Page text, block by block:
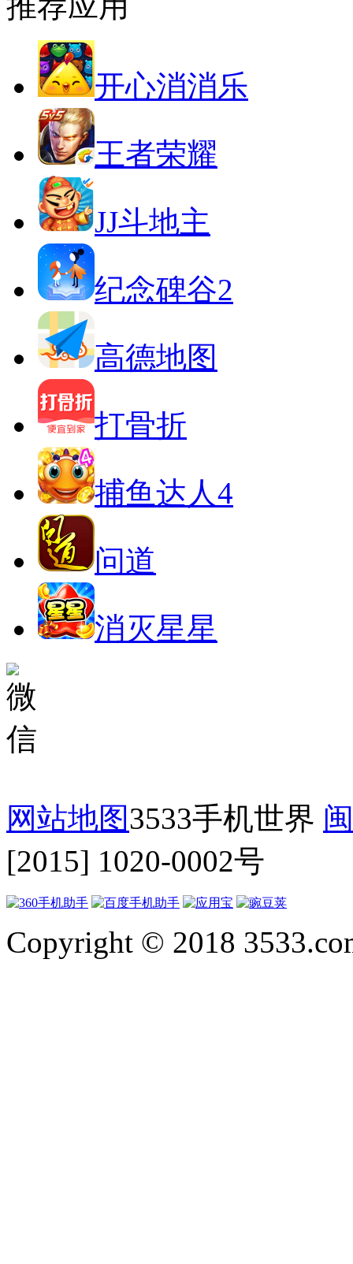
开心消消乐
王者荣耀
JJ斗地主
纪念碑谷2
高德地图
打骨折
捕鱼达人4
问道
消灭星星
网站地图3533手机世界
[2015] 1020-0002号
Copyright © 2018